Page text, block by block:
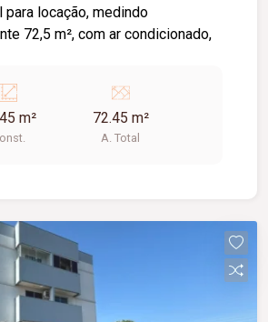
locação, medindo
72,5 m², com ar condicionado,
m² 72.45 m²
A. Total